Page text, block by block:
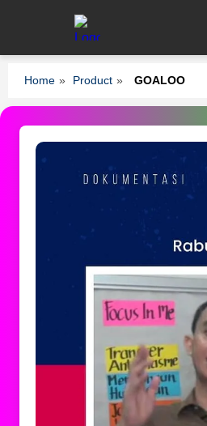
Home » Product » GOALOO